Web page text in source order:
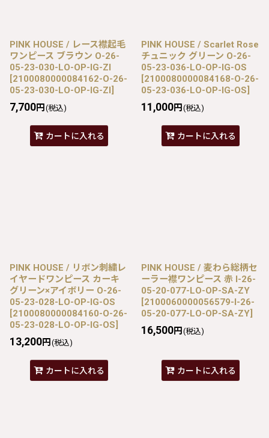
PINK HOUSE / レース襟起毛
ワンピース ブラウン O-26-
05-23-030-LO-OP-IG-ZI
[2100080000084162-O-26-
05-23-030-LO-OP-IG-ZI]
7,700円 (税込)
カートに入れる
PINK HOUSE / Scarlet Rose
チュニック グリーン O-26-
05-23-036-LO-OP-IG-OS
[2100080000084168-O-26-
05-23-036-LO-OP-IG-OS]
11,000円 (税込)
カートに入れる
PINK HOUSE / リボン刺繍レ
イヤードワンピース カーキ
グリーン×アイボリー O-26-
05-23-028-LO-OP-IG-OS
[2100080000084160-O-26-
05-23-028-LO-OP-IG-OS]
13,200円 (税込)
カートに入れる
PINK HOUSE / 麦わら総柄セ
ーラー襟ワンピース 赤 I-26-
05-20-077-LO-OP-SA-ZY
[2100060000056579-I-26-
05-20-077-LO-OP-SA-ZY]
16,500円 (税込)
カートに入れる